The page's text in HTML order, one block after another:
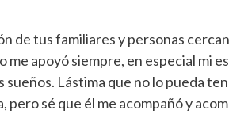
de tus familiares y personas
me apoyó siempre, en especial mi
sueños. Lástima que no lo pueda
pero sé que él me acompañó y